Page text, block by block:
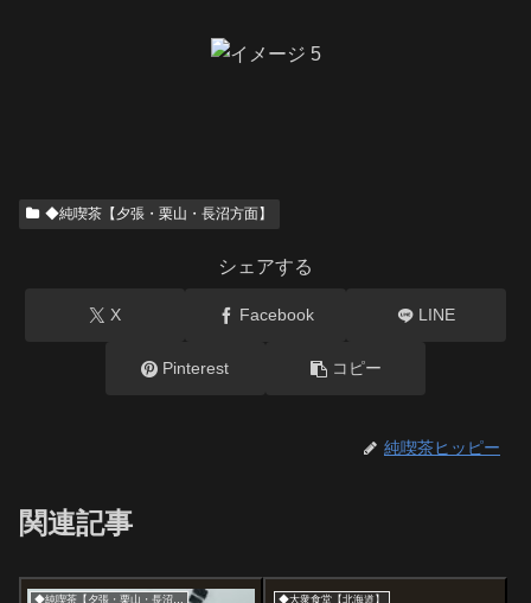
◆純喫茶【夕張・栗山・長沼方面】
シェアする
X Facebook LINE
Pinterest コピー
純喫茶ヒッピー
関連記事
◆純喫茶【夕張・栗山・長沼方面】 ◆大衆食堂【北海道】